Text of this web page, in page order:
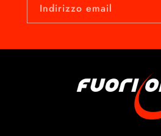
Indirizzo email